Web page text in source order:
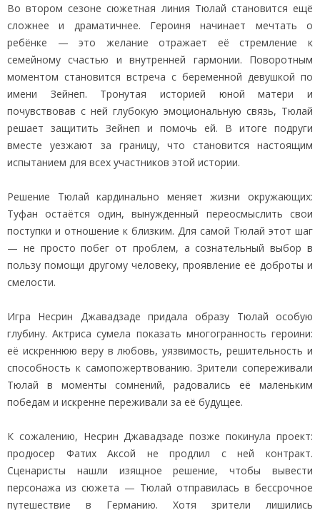
Во втором сезоне сюжетная линия Тюлай становится ещё
сложнее и драматичнее. Героиня начинает мечтать о
ребёнке — это желание отражает её стремление к
семейному счастью и внутренней гармонии. Поворотным
моментом становится встреча с беременной девушкой по
имени Зейнеп. Тронутая историей юной матери и
почувствовав с ней глубокую эмоциональную связь, Тюлай
решает защитить Зейнеп и помочь ей. В итоге подруги
вместе уезжают за границу, что становится настоящим
испытанием для всех участников этой истории.
Решение Тюлай кардинально меняет жизни окружающих:
Туфан остаётся один, вынужденный переосмыслить свои
поступки и отношение к близким. Для самой Тюлай этот шаг
— не просто побег от проблем, а сознательный выбор в
пользу помощи другому человеку, проявление её доброты и
смелости.
Игра Несрин Джавадзаде придала образу Тюлай особую
глубину. Актриса сумела показать многогранность героини:
её искреннюю веру в любовь, уязвимость, решительность и
способность к самопожертвованию. Зрители сопереживали
Тюлай в моменты сомнений, радовались её маленьким
победам и искренне переживали за её будущее.
К сожалению, Несрин Джавадзаде позже покинула проект:
продюсер Фатих Аксой не продлил с ней контракт.
Сценаристы нашли изящное решение, чтобы вывести
персонажа из сюжета — Тюлай отправилась в бессрочное
путешествие в Германию. Хотя зрители лишились